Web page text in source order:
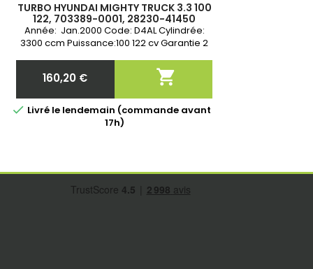
TURBO HYUNDAI MIGHTY TRUCK 3.3 100
122, 703389-0001, 28230-41450
Année: Jan.2000 Code: D4AL Cylindrée:
3300 ccm Puissance:100 122 cv Garantie 2
Prix
160,20 € 
 Livré le lendemain (commande avant
17h)